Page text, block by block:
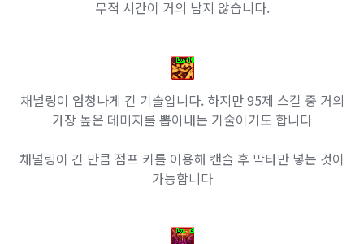
무적 시간이 거의 남지 않습니다.
채널링이 엄청나게 긴 기술입니다. 하지만 95제 스킬 중 거의
가장 높은 데미지를 뽑아내는 기술이기도 합니다
채널링이 긴 만큼 점프 키를 이용해 캔슬 후 막타만 넣는 것이
가능합니다